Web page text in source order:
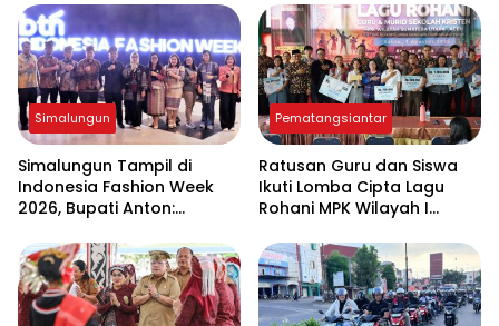
Warisan Budaya dan
Sejarah Simalungun
Rumah Sakit dan Makam
Pahlawan Kesehatan
Simalungun
Simalungun Tampil di
Indonesia Fashion Week
2026, Bupati Anton:
Penggerak Ekonomi dan
Pendidikan Karakter
Pematangsiantar
Ratusan Guru dan Siswa
Ikuti Lomba Cipta Lagu
Rohani MPK Wilayah I
Pematangsiantar